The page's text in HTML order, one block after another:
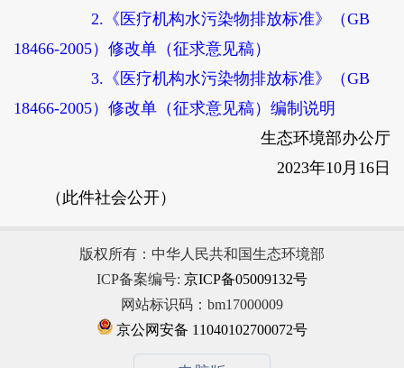
2.《医疗机构水污染物排放标准》（GB
18466-2005）修改单（征求意见稿）
3.《医疗机构水污染物排放标准》（GB
18466-2005）修改单（征求意见稿）编制说明
生态环境部办公厅
2023年10月16日
（此件社会公开）
版权所有：中华人民共和国生态环境部
ICP备案编号: 京ICP备05009132号
网站标识码：bm17000009
京公网安备 11040102700072号